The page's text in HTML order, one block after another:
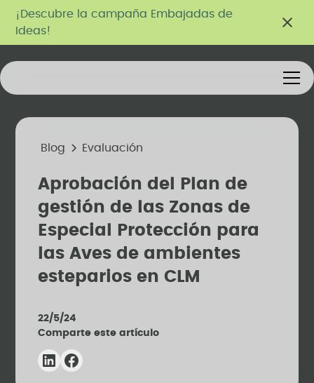
¡Descubre la campaña Embajadas de
Ideas!
Blog Evaluación
Aprobación del Plan de
gestión de las Zonas de
Especial Protección para
las Aves de ambientes
esteparios en CLM
22/5/24
Comparte este artículo